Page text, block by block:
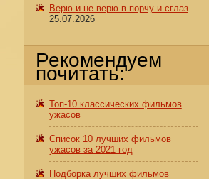
Верю и не верю в порчу и сглаз
25.07.2026
Рекомендуем
почитать:
Топ-10 классических фильмов
ужасов
Список 10 лучших фильмов
ужасов за 2021 год
Подборка лучших фильмов